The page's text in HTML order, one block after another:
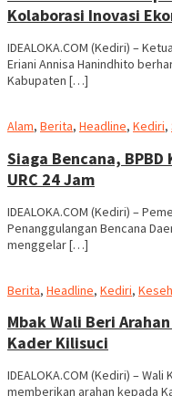
Kolaborasi Inovasi
IDEALOKA.COM (Kediri) –
Eriani Annisa Hanindhito
Kabupaten […]
Alam, Berita, Headline, Kediri,
Siaga Bencana,
URC 24 Jam
IDEALOKA.COM (Kediri) –
Penanggulangan Bencana
menggelar […]
Berita, Headline, Kediri,
Mbak Wali Beri
Kader Kilisuci
IDEALOKA.COM (Kediri) –
memberikan arahan kepada